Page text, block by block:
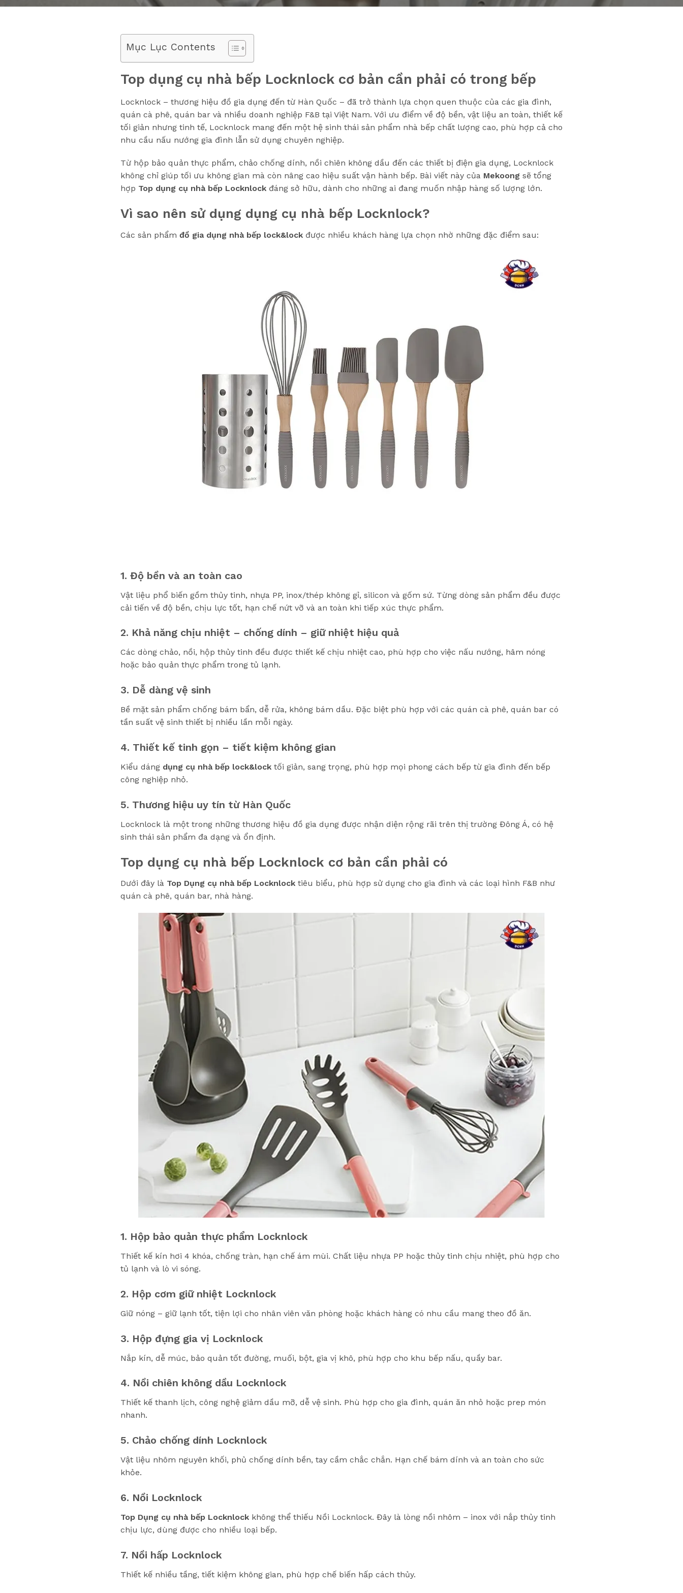
Mục Lục Contents
Top dụng cụ nhà bếp Locknlock cơ bản cần phải có trong bếp
Locknlock – thương hiệu đồ gia dụng đến từ Hàn Quốc – đã trở thành lựa chọn quen thuộc của các gia đình,
quán cà phê, quán bar và nhiều doanh nghiệp F&B tại Việt Nam. Với ưu điểm về độ bền, vật liệu an toàn, thiết kế
tối giản nhưng tinh tế, Locknlock mang đến một hệ sinh thái sản phẩm nhà bếp chất lượng cao, phù hợp cả cho
nhu cầu nấu nướng gia đình lẫn sử dụng chuyên nghiệp.
Từ hộp bảo quản thực phẩm, chảo chống dính, nồi chiên không dầu đến các thiết bị điện gia dụng, Locknlock
không chỉ giúp tối ưu không gian mà còn nâng cao hiệu suất vận hành bếp. Bài viết này của Mekoong sẽ tổng
hợp Top dụng cụ nhà bếp Locknlock đáng sở hữu, dành cho những ai đang muốn nhập hàng số lượng lớn.
Vì sao nên sử dụng dụng cụ nhà bếp Locknlock?
Các sản phẩm đồ gia dụng nhà bếp lock&lock được nhiều khách hàng lựa chọn nhờ những đặc điểm sau:
1. Độ bền và an toàn cao
Vật liệu phổ biến gồm thủy tinh, nhựa PP, inox/thép không gỉ, silicon và gốm sứ. Từng dòng sản phẩm đều được
cải tiến về độ bền, chịu lực tốt, hạn chế nứt vỡ và an toàn khi tiếp xúc thực phẩm.
2. Khả năng chịu nhiệt – chống dính – giữ nhiệt hiệu quả
Các dòng chảo, nồi, hộp thủy tinh đều được thiết kế chịu nhiệt cao, phù hợp cho việc nấu nướng, hâm nóng
hoặc bảo quản thực phẩm trong tủ lạnh.
3. Dễ dàng vệ sinh
Bề mặt sản phẩm chống bám bẩn, dễ rửa, không bám dầu. Đặc biệt phù hợp với các quán cà phê, quán bar có
tần suất vệ sinh thiết bị nhiều lần mỗi ngày.
4. Thiết kế tinh gọn – tiết kiệm không gian
Kiểu dáng dụng cụ nhà bếp lock&lock tối giản, sang trọng, phù hợp mọi phong cách bếp từ gia đình đến bếp
công nghiệp nhỏ.
5. Thương hiệu uy tín từ Hàn Quốc
Locknlock là một trong những thương hiệu đồ gia dụng được nhận diện rộng rãi trên thị trường Đông Á, có hệ
sinh thái sản phẩm đa dạng và ổn định.
Top dụng cụ nhà bếp Locknlock cơ bản cần phải có
Dưới đây là Top Dụng cụ nhà bếp Locknlock tiêu biểu, phù hợp sử dụng cho gia đình và các loại hình F&B như
quán cà phê, quán bar, nhà hàng.
1. Hộp bảo quản thực phẩm Locknlock
Thiết kế kín hơi 4 khóa, chống tràn, hạn chế ám mùi. Chất liệu nhựa PP hoặc thủy tinh chịu nhiệt, phù hợp cho
tủ lạnh và lò vi sóng.
2. Hộp cơm giữ nhiệt Locknlock
Giữ nóng – giữ lạnh tốt, tiện lợi cho nhân viên văn phòng hoặc khách hàng có nhu cầu mang theo đồ ăn.
3. Hộp đựng gia vị Locknlock
Nắp kín, dễ múc, bảo quản tốt đường, muối, bột, gia vị khô, phù hợp cho khu bếp nấu, quầy bar.
4. Nồi chiên không dầu Locknlock
Thiết kế thanh lịch, công nghệ giảm dầu mỡ, dễ vệ sinh. Phù hợp cho gia đình, quán ăn nhỏ hoặc prep món
nhanh.
5. Chảo chống dính Locknlock
Vật liệu nhôm nguyên khối, phủ chống dính bền, tay cầm chắc chắn. Hạn chế bám dính và an toàn cho sức
khỏe.
6. Nồi Locknlock
Top Dụng cụ nhà bếp Locknlock không thể thiếu Nồi Locknlock. Đây là lòng nồi nhôm – inox với nắp thủy tinh
chịu lực, dùng được cho nhiều loại bếp.
7. Nồi hấp Locknlock
Thiết kế nhiều tầng, tiết kiệm không gian, phù hợp chế biến hấp cách thủy.